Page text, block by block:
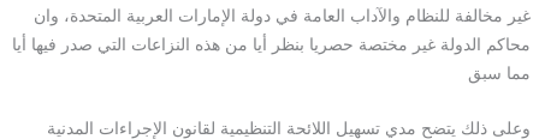
غير مخالفة للنظام والآداب العامة في دولة الإمارات العربية المتحدة، وان
محاكم الدولة غير مختصة حصريا بنظر أيا من هذه النزاعات التي صدر فيها أيا
مما سبق
وعلى ذلك يتضح مدي تسهيل اللائحة التنظيمية لقانون الإجراءات المدنية